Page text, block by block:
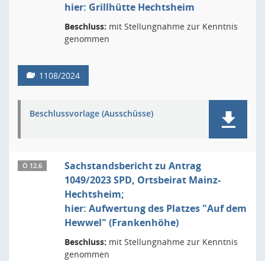
hier: Grillhütte Hechtsheim
Beschluss: mit Stellungnahme zur Kenntnis
genommen
1108/2024
Beschlussvorlage (Ausschüsse)
Ö 12.6
Sachstandsbericht zu Antrag
1049/2023 SPD, Ortsbeirat Mainz-
Hechtsheim;
hier: Aufwertung des Platzes "Auf dem
Hewwel" (Frankenhöhe)
Beschluss: mit Stellungnahme zur Kenntnis
genommen